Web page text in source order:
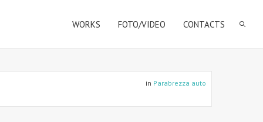
WORKS FOTO/VIDEO CONTACTS
in Parabrezza auto